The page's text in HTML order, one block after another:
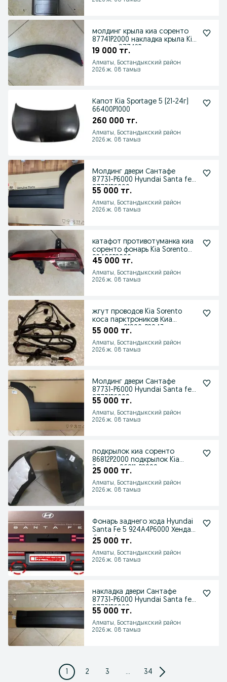
молдинг крыла киа соренто
87741P2000 накладка крыла Kia
sorento 87742P
19 000 тг.
Алматы, Бостандыкский район
2026 ж. 08 тамыз
Капот Kia Sportage 5 (21-24г)
66400P1000
260 000 тг.
Алматы, Бостандыкский район
2026 ж. 08 тамыз
Молдинг двери Сантафе
87731-P6000 Hyundai Santa fe
87731P6000
55 000 тг.
Алматы, Бостандыкский район
2026 ж. 08 тамыз
катафот противотуманка киа
соренто фонарь Kia Sorento
92406P2000
45 000 тг.
Алматы, Бостандыкский район
2026 ж. 08 тамыз
жгут проводов Kia Sorento
коса парктроников Киа
соренто 91890-P2043
55 000 тг.
Алматы, Бостандыкский район
2026 ж. 08 тамыз
Молдинг двери Сантафе
87731-P6000 Hyundai Santa fe
87731P6000 накладка
55 000 тг.
Алматы, Бостандыкский район
2026 ж. 08 тамыз
подкрылок киа соренто
86812P2000 подкрылок Kia
Sorento 86811-P2000
25 000 тг.
Алматы, Бостандыкский район
2026 ж. 08 тамыз
Фонарь заднего хода Hyundai
Santa Fe 5 924A4P6000 Хендай
Сантафе
25 000 тг.
Алматы, Бостандыкский район
2026 ж. 08 тамыз
накладка двери Сантафе
87731-P6000 Hyundai Santa fe
87731P6000 молдинг
55 000 тг.
Алматы, Бостандыкский район
2026 ж. 08 тамыз
1 2 3 ... 34